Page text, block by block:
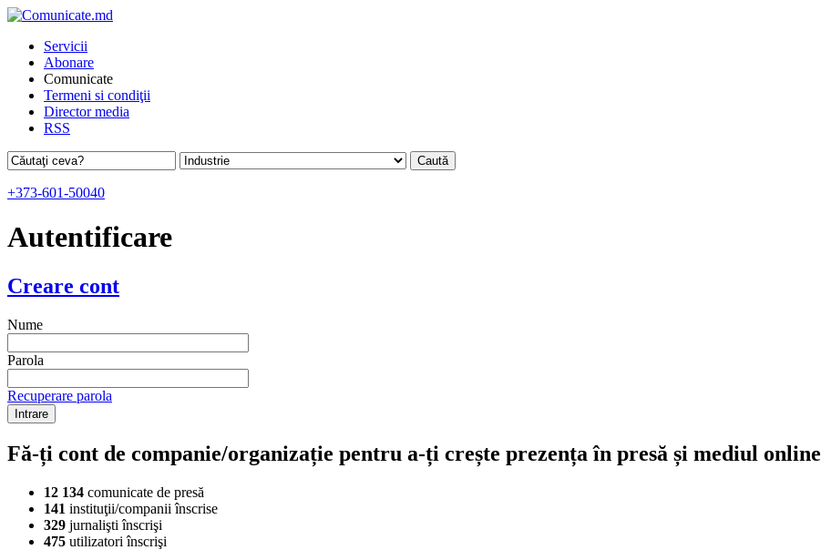
Servicii
Abonare
Comunicate
Termeni si condiţii
Director media
RSS
+373-601-50040
Autentificare
Creare cont
Nume
Parola
Recuperare parola
Fă-ți cont de companie/organizație pentru a-ți crește prezența în presă și mediul online
12 134 comunicate de presă
141 instituţii/companii înscrise
329 jurnalişti înscrişi
475 utilizatori înscrişi